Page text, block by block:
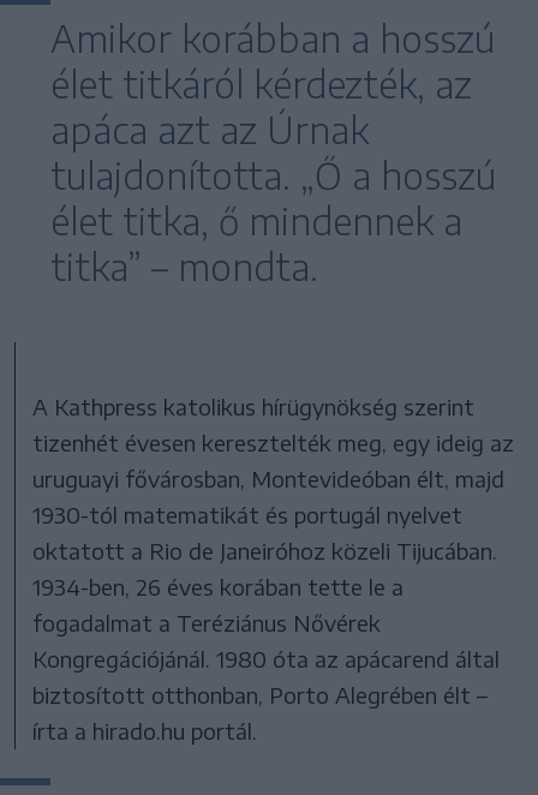
Amikor korábban a hosszú
élet titkáról kérdezték, az
apáca azt az Úrnak
tulajdonította. „Ő a hosszú
élet titka, ő mindennek a
titka” – mondta.
A Kathpress katolikus hírügynökség szerint
tizenhét évesen keresztelték meg, egy ideig az
uruguayi fővárosban, Montevideóban élt, majd
1930-tól matematikát és portugál nyelvet
oktatott a Rio de Janeiróhoz közeli Tijucában.
1934-ben, 26 éves korában tette le a
fogadalmat a Teréziánus Nővérek
Kongregációjánál. 1980 óta az apácarend által
biztosított otthonban, Porto Alegrében élt –
írta a hirado.hu portál.